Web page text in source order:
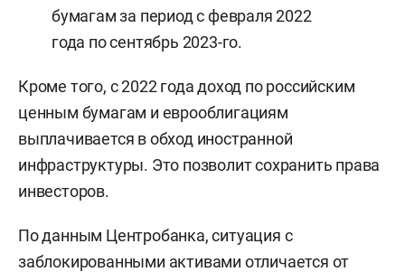
бумагам за период с февраля 2022
года по сентябрь 2023-го.
Кроме того, с 2022 года доход по российским
ценным бумагам и еврооблигациям
выплачивается в обход иностранной
инфраструктуры. Это позволит сохранить права
инвесторов.
По данным Центробанка, ситуация с
заблокированными активами отличается от